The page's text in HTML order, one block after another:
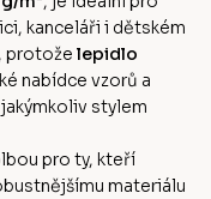
kanceláři i dětském
, protože lepidlo
nabídce vzorů a
stylem
pro ty, kteří
materiálu